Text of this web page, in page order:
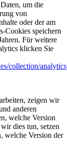
um die
von
oder der am
Cookies speichern
Für weitere
klicken Sie
collection/
zeigen wir
anderen
welche Version
dies tun, setzen
welche Version der